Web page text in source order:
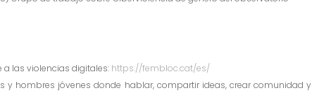
a las violencias digitales: https://fembloc.cat/es/
y hombres jóvenes donde hablar, compartir ideas, crear comunidad y